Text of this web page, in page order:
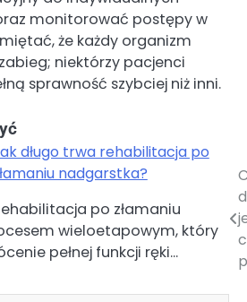
monitorować postępy w
że każdy organizm
niektórzy pacjenci
sprawność szybciej niż inni.
długo trwa rehabilitacja po
nadgarstka?
po złamaniu
wieloetapowym, który
pełnej funkcji ręki…